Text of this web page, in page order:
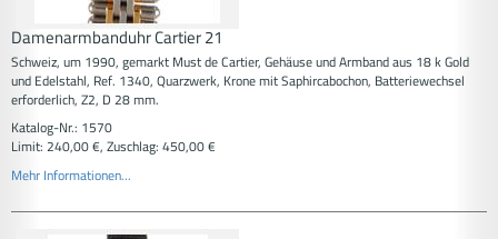
Damenarmbanduhr Cartier 21
Schweiz, um 1990, gemarkt Must de Cartier, Gehäuse und Armband aus 18 k Gold
und Edelstahl, Ref. 1340, Quarzwerk, Krone mit Saphircabochon, Batteriewechsel
erforderlich, Z2, D 28 mm.
Katalog-Nr.: 1570
Limit: 240,00 €, Zuschlag: 450,00 €
Mehr Informationen...